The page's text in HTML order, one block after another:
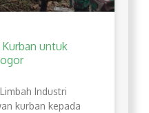
untuk
Industri
kurban kepada